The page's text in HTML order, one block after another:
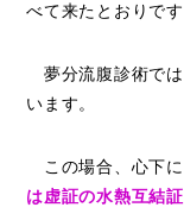
べて来たとおりです
夢分流腹診術では
います。
この場合、心下に
は虚証の水熱互結